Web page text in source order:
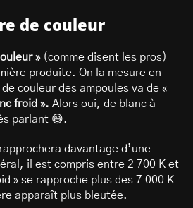
de couleur
» (comme disent les pros)
produite. On la mesure en
de couleur des ampoules va de «
froid ». Alors oui, de blanc à
parlant 😅.
rapprochera davantage d’une
il est compris entre 2 700 K et
» se rapproche plus des 7 000 K
apparaît plus bleutée.